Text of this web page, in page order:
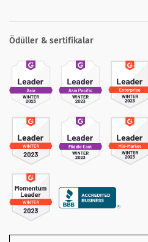
Ödüller & sertifikalar